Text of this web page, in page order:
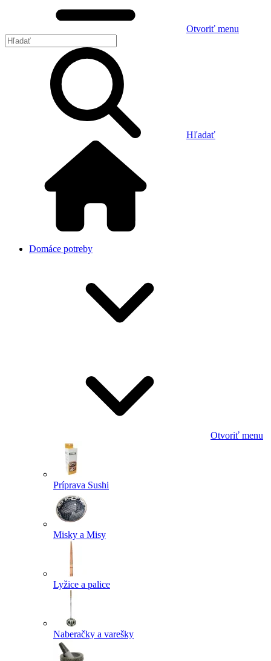
Otvoriť menu
Hľadať
Domáce potreby
Otvoriť menu
Príprava Sushi
Misky a Misy
Lyžice a palice
Naberačky a varešky